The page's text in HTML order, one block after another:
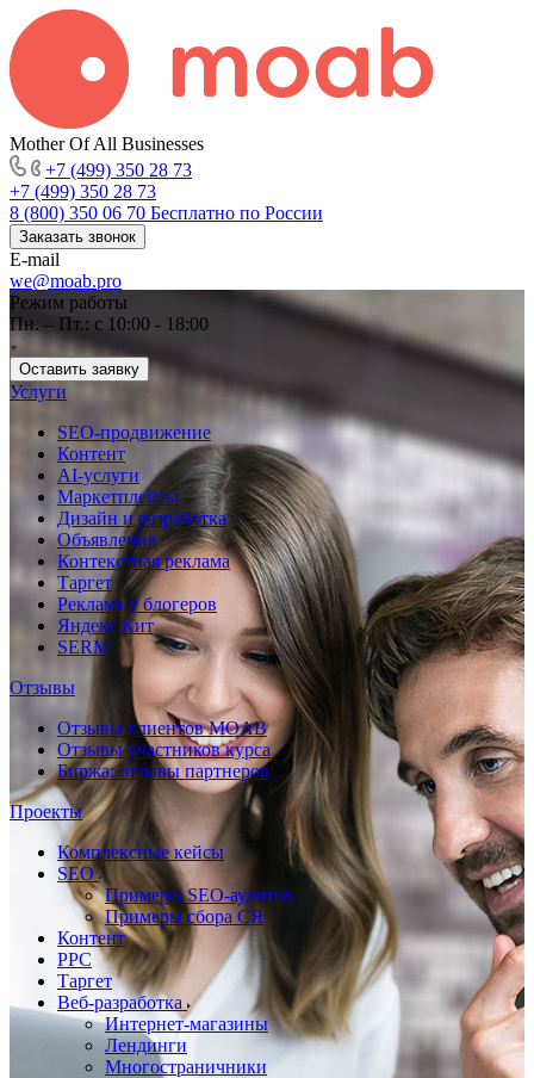
Mother Of All Businesses
+7 (499) 350 28 73
+7 (499) 350 28 73
8 (800) 350 06 70 Бесплатно по России
Заказать звонок
E-mail
we@moab.pro
Режим работы
Пн. – Пт.: с 10:00 - 18:00
Оставить заявку
Услуги
SEO-продвижение
Контент
AI-услуги
Маркетплейсы
Дизайн и разработка
Объявления
Контекстная реклама
Таргет
Реклама у блогеров
Яндекс.Кит
SERM
Отзывы
Отзывы клиентов MOAB
Отзывы участников курса
Биржа: отзывы партнеров
Проекты
Комплексные кейсы
SEO
Примеры SEO-аудитов
Примеры сбора СЯ
Контент
PPC
Таргет
Веб-разработка
Интернет-магазины
Лендинги
Многостраничники